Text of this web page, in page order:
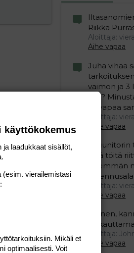
Riikka
Aloittaja:
Aihe vapaa
Juha vihaa
vaimon ja 3
olisi?
älyvapaa
Aloittaja:
Aihe vapaa
että töitä
enemmän
Aloittaja:
Aihe vapaa
Nainen,
Aloittaja:
Aihe vapaa
käyttökokemus
laadukkaat sisällöt,
(esim. vierailemis­tasi
Mikäli et
optimaalisesti. Voit